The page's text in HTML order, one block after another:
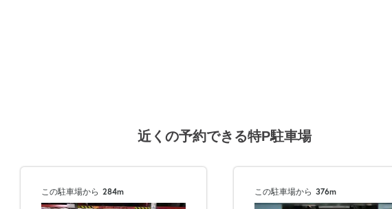
近くの予約できる特P駐車場
この駐車場から 284m この駐車場から 376m